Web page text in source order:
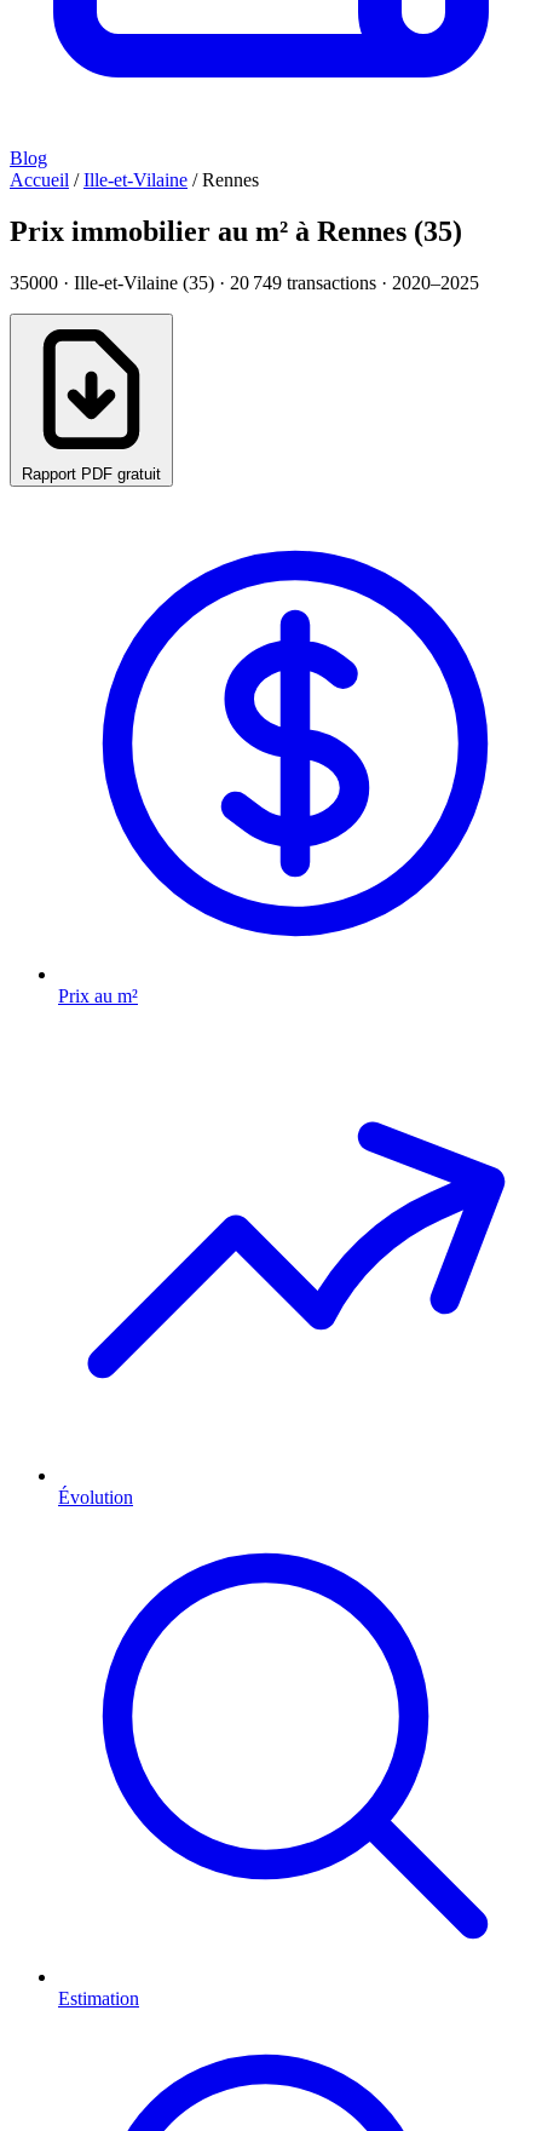
Blog
Accueil / Ille-et-Vilaine / Rennes
Prix immobilier au m² à Rennes (35)
35000 · Ille-et-Vilaine (35) · 20 749 transactions · 2020–2025
Rapport PDF gratuit
Prix au m²
Évolution
Estimation